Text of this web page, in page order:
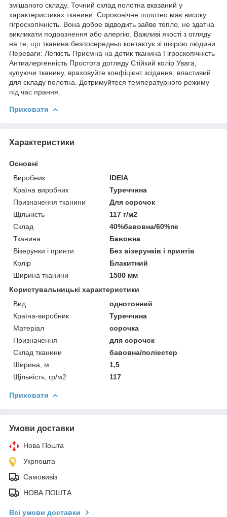
змішаного складу. Точний склад полотна вказаний у
характеристиках тканини. Сороконічне полотно має високу
гігроскопічність. Вона добре відводить зайве тепло, не здатна
викликати подразнення або алергію. Важливі якості з огляду
на те, що тканина безпосередньо контактує зі шкірою людини.
Переваги: Легкість Приємна на дотик тканина Гігроскопічність
Антиалергенність Простота догляду Стійкий колір Увага,
купуючи тканину, враховуйте коефіцієнт зсідання, властивий
для складу полотна. Дотримуйтеся температурного режиму
під час прання.
Приховати
Характеристики
Основні
Виробник
IDEIA
Країна виробник
Туреччина
Призначення тканини
Для сорочок
Щільність
117 г/м2
Склад
40%бавовна/60%пе
Тканина
Бавовна
Візерунки і принти
Без візерунків і принтів
Колір
Блакитний
Ширина тканини
1500 мм
Користувальницькі характеристики
Вид
однотонний
Країна-виробник
Туреччина
Матеріал
сорочка
Призначення
для сорочок
Склад тканини
бавовна/поліестер
Ширина, м
1,5
Щільність, гр/м2
117
Приховати
Умови доставки
Нова Пошта
Укрпошта
Самовивіз
НОВА ПОШТА
Всі умови доставки